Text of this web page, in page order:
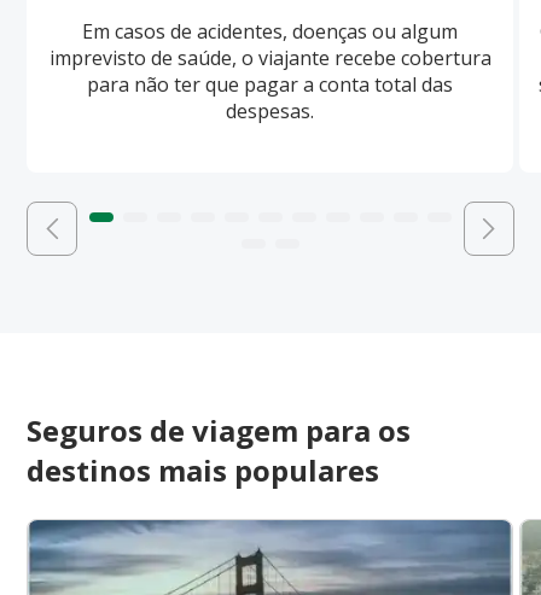
Em casos de acidentes, doenças ou algum
imprevisto de saúde, o viajante recebe cobertura
para não ter que pagar a conta total das
despesas.
Seguros de viagem para os
destinos mais populares